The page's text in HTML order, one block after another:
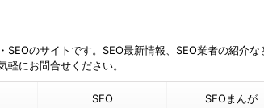
SEOのサイトです。SEO最新情報、SEO業者の紹介
にお問合せください。
SEO SEOまんが